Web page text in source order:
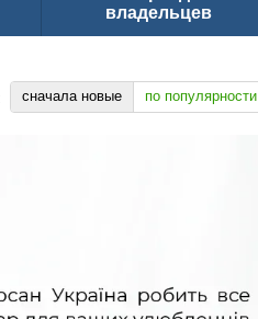
владельцев
сначала новые по популярности